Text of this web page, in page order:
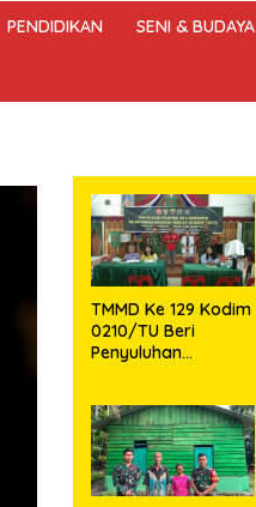
PENDIDIKAN SENI & BUDAYA
TMMD Ke 129 Kodim
0210/TU Beri
Penyuluhan
Stunting di Desa
Sijarango